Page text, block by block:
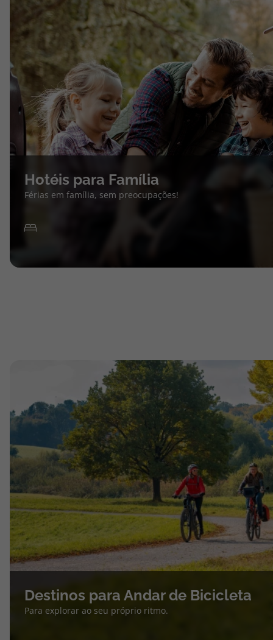
Hotéis para Família
Férias em família, sem preocupações!
Destinos para Andar de Bicicleta
Para explorar ao seu próprio ritmo.